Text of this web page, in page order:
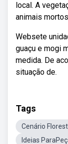
local. A
animais
Websete
guaçu e mogi
medida. De
situação de.
Tags
Cenário
Ideias